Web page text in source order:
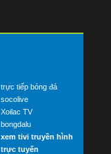
trực tiếp bóng đá
socolive
Xoilac TV
bongdalu
xem tivi truyền hình
trực tuyến